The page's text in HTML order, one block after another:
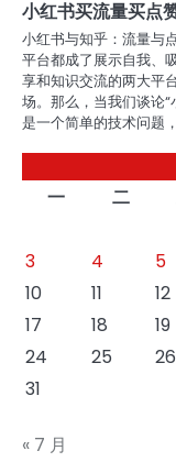
小红书买流量买点
小红书与知乎：流量与
平台都成了展示自我、
享和知识交流的两大平
场。那么，当我们谈论
是一个简单的技术问题
一
二
3
4 5
10
11 12
17
18 19
24
25 26
31
« 7 月